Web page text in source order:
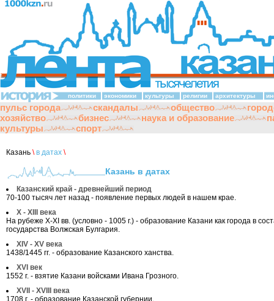
политики экономики культуры религии архитектуры
пульс города скандалы общество
хозяйство
бизнес наука и образование
культуры
спорт
Казань \ в датах \
Казань в датах
Казанский край - древнейший период
70-100 тысяч лет назад - появление первых людей в нашем крае.
X - XIII века
На рубеже X-XI вв. (условно - 1005 г.) - образование Казани как города в
государства Волжская Булгария.
XIV - XV века
1438/1445 гг. - образование Казанского ханства.
XVI век
1552 г. - взятие Казани войсками Ивана Грозного.
XVII - XVIII века
1708 г. - образование Казанской губернии.